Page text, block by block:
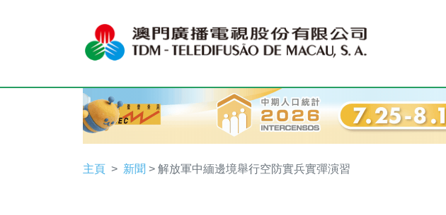
主頁 新聞 > 解放軍中緬邊境舉行空防實兵實彈演習